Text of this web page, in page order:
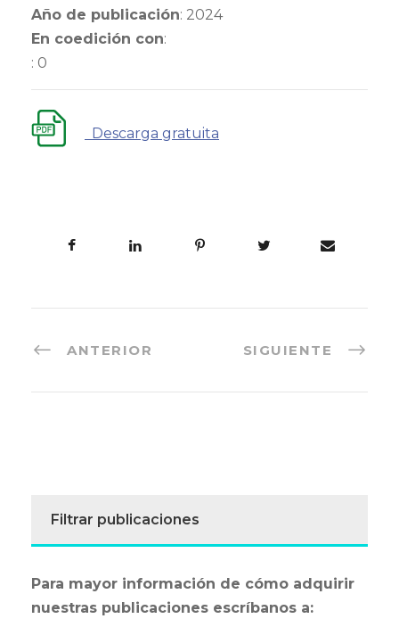
Año de publicación: 2024
En coedición con:
: 0
Descarga gratuita
ANTERIOR SIGUIENTE
Filtrar publicaciones
Para mayor información de cómo adquirir
nuestras publicaciones escríbanos a: